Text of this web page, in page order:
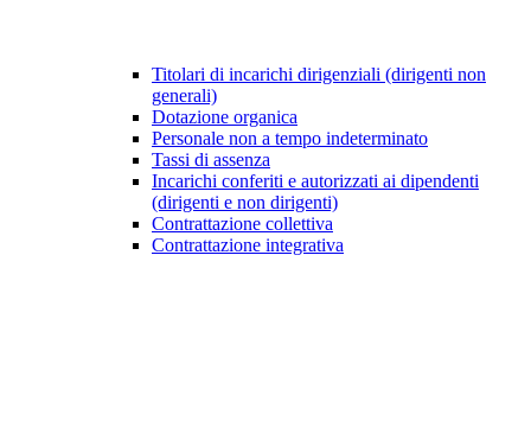
Titolari di incarichi dirigenziali (dirigenti non
generali)
Dotazione organica
Personale non a tempo indeterminato
Tassi di assenza
Incarichi conferiti e autorizzati ai dipendenti
(dirigenti e non dirigenti)
Contrattazione collettiva
Contrattazione integrativa